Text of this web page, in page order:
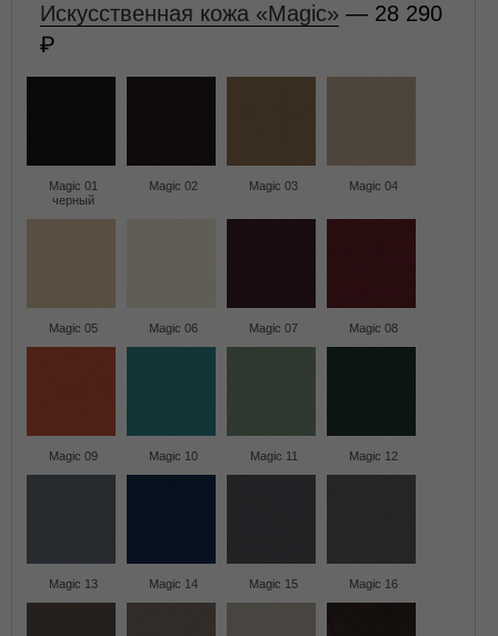
Искусственная кожа «Magic» — 28 290
Magic 01
черный
Magic 02 Magic 03 Magic 04
Magic 05 Magic 06 Magic 07 Magic 08
Magic 09 Magic 10 Magic 11 Magic 12
Magic 13 Magic 14 Magic 15 Magic 16